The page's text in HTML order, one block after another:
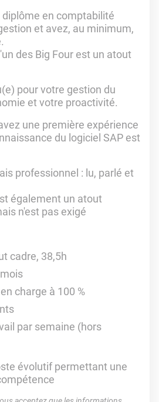
en comptabilité
et avez, au minimum,
des Big Four est un atout
pour votre gestion du
et votre proactivité.
une première expérience
du logiciel SAP est
professionnel : lu, parlé et
également un atout
n'est pas exigé
cadre, 38,5h
charge à 100 %
par semaine (hors
évolutif permettant une